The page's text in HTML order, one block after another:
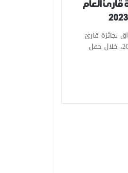
قارئ العام
بجائزة قارئ
العام في برنامج إثراء القراءة “أقرأ” 2023، خلال حفل